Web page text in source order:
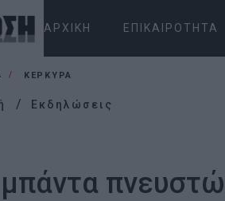
ΑΡΧΙΚΉ ΕΠΙΚΑΙΡΌΤΗΤΑ
ΚΕΡΚΥΡΑ
Εκδηλώσεις